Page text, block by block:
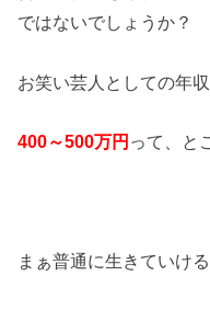
ではないでしょうか？
お笑い芸人としての年収
400～500万円 って、と
まぁ普通に生きていけ